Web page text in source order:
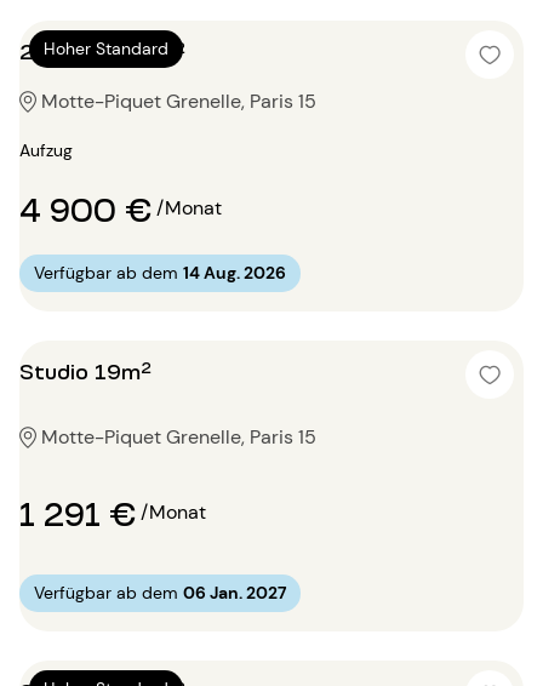
Hoher Standard
2 Zimmer 75m²
Motte-Piquet Grenelle, Paris 15
Aufzug
4 900 €/Monat
Verfügbar ab dem 14 Aug. 2026
Studio 19m²
Motte-Piquet Grenelle, Paris 15
1 291 €/Monat
Verfügbar ab dem 06 Jan. 2027